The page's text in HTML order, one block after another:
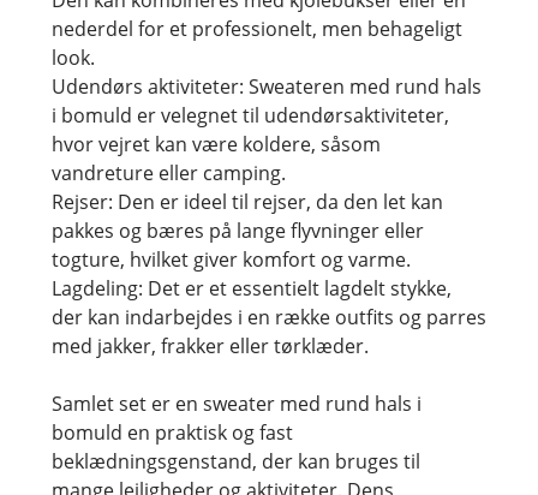
nederdel for et professionelt, men behageligt
look.
Udendørs aktiviteter: Sweateren med rund hals
i bomuld er velegnet til udendørsaktiviteter,
hvor vejret kan være koldere, såsom
vandreture eller camping.
Rejser: Den er ideel til rejser, da den let kan
pakkes og bæres på lange flyvninger eller
togture, hvilket giver komfort og varme.
Lagdeling: Det er et essentielt lagdelt stykke,
der kan indarbejdes i en række outfits og parres
med jakker, frakker eller tørklæder.
Samlet set er en sweater med rund hals i
bomuld en praktisk og fast
beklædningsgenstand, der kan bruges til